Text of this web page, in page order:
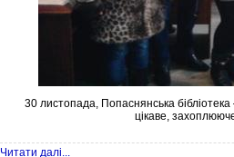
30 листопада, Попаснянська
цікаве,
Читати далі...